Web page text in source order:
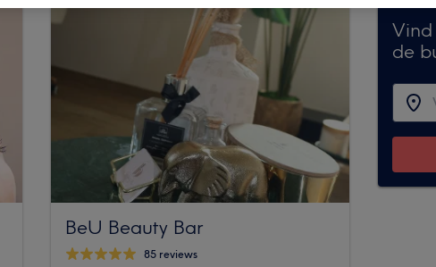
BeU Beauty Bar
85 reviews
Vind
de